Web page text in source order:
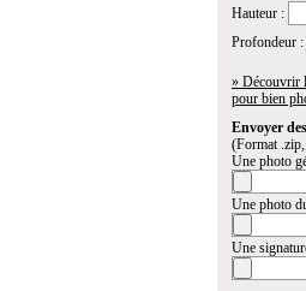
Hauteur :
Profondeur :
» Découvrir
pour bien
Envoyer
(Format
Une photo
Une photo
Une